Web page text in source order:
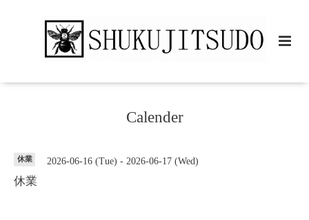
Calender
休業 2026-06-16 (Tue) - 2026-06-17 (Wed)
休業